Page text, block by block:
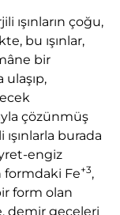
ışınların çoğu,
bu ışınlar,
bir
çözünmüş
burada
engiz
formdaki Fe+3,
form olan
demir geceleri